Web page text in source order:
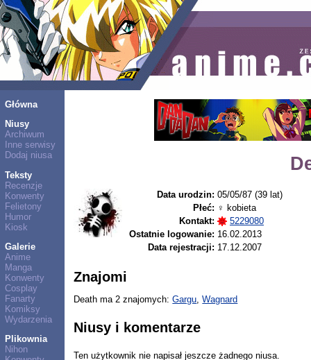
Główna
Niusy
Archiwum
Inne serwisy
Dodaj niusa
Teksty
Recenzje
Konwenty
Felietony
Humor
Kiosk
Galerie
Anime
Manga
Konwenty
Cosplay
Fanarty
Komiksy
Wydarzenia
Plikownia
Nihon
Data urodzin: 05/05/87 (39 lat)
Płeć: ♀ kobieta
Kontakt:
5229080
Ostatnie logowanie: 16.02.2013
Data rejestracji: 17.12.2007
Znajomi
Death ma 2 znajomych:Gargu,Wagnard
Niusy i komentarze
Ten użytkownik nie napisał jeszcze żadnego niusa.